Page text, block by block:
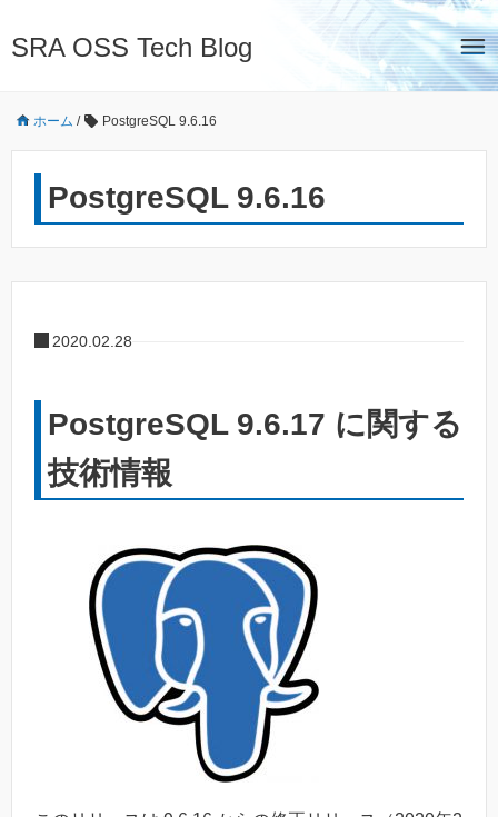
SRA OSS Tech Blog
ホーム / PostgreSQL 9.6.16
PostgreSQL 9.6.16
2020.02.28
PostgreSQL 9.6.17 に関する
技術情報